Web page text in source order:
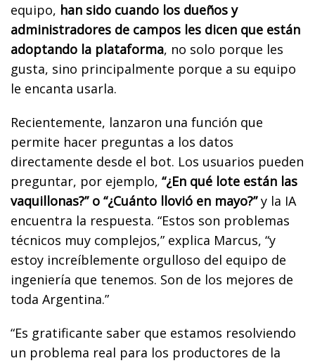
equipo, han sido cuando los dueños y
administradores de campos les dicen que están
adoptando la plataforma, no solo porque les
gusta, sino principalmente porque a su equipo
le encanta usarla.
Recientemente, lanzaron una función que
permite hacer preguntas a los datos
directamente desde el bot. Los usuarios pueden
preguntar, por ejemplo, “¿En qué lote están las
vaquillonas?” o “¿Cuánto llovió en mayo?”y la IA
encuentra la respuesta. “Estos son problemas
técnicos muy complejos,” explica Marcus, “y
estoy increíblemente orgulloso del equipo de
ingeniería que tenemos. Son de los mejores de
toda Argentina.”
“Es gratificante saber que estamos resolviendo
un problema real para los productores de la